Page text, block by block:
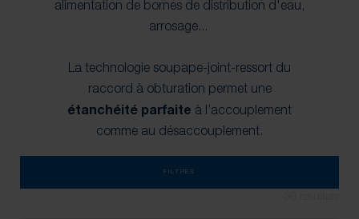
alimentation de bornes de distribution d'eau,
arrosage...
La technologie soupape-joint-ressort du
raccord à obturation permet une
étanchéité parfaite à l’accouplement
comme au désaccouplement.
FILTRES